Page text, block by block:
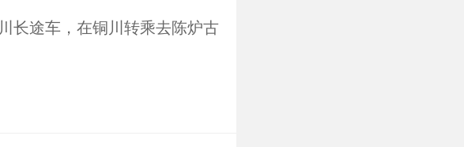
长途车，在铜川转乘去陈炉古